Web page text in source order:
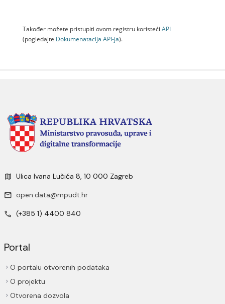
Također možete pristupiti ovom registru koristeći API
(pogledajte Dokumenаtаcijа API-jа).